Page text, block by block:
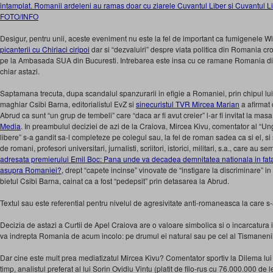
intamplat. Romanii ardeleni au ramas doar cu ziarele Cuvantul Liber si Cuvantul
FOTO/INFO
Desigur, pentru unii, aceste eveniment nu este la fel de important ca fumigenele
picanterii cu Chiriaci ciripoi dar si “dezvaluiri” despre viata politica din Romania
pe la Ambasada SUA din Bucuresti. Intrebarea este insa cu ce ramane Romania
chiar astazi.
Saptamana trecuta, dupa scandalul spanzurarii in efigie a Romaniei, prin chipul
maghiar Csibi Barna, editorialistul EvZ si sinecuristul TVR Mircea Marian a afirmat
Abrud ca sunt “un grup de tembeli” care “daca ar fi avut creier” l-ar fi invitat la
Media. In preambulul deciziei de azi de la Craiova, Mircea Kivu, comentator al
libere” s-a gandit sa-l completeze pe colegul sau, la fel de roman sadea ca si el,
de romani, profesori universitari, jurnalisti, scriitori, istorici, militari, s.a., care au
adresata premierului Emil Boc: Pana unde va decadea demnitatea nationala in
asupra Romaniei?, drept “capete incinse” vinovate de “instigare la discriminare”
bietul Csibi Barna, cainat ca a fost “pedepsit” prin detasarea la Abrud.
Textul sau este referential pentru nivelul de agresivitate anti-romaneasca la care
Decizia de astazi a Curtii de Apel Craiova are o valoare simbolica si o
va indrepta Romania de acum incolo: pe drumul ei natural sau pe cel al
Dar cine este mult prea mediatizatul Mircea Kivu? Comentator sportiv la Dilema
timp, analistul preferat al lui Sorin Ovidiu Vintu (platit de filo-rus cu 76.000.000 de